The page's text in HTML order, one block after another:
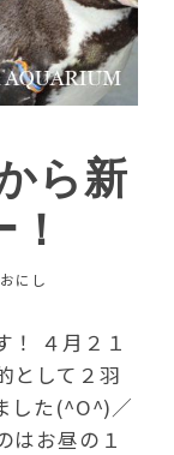
ら新
にし
！ ４月２１
として２羽
した(^O^)／
はお昼の１